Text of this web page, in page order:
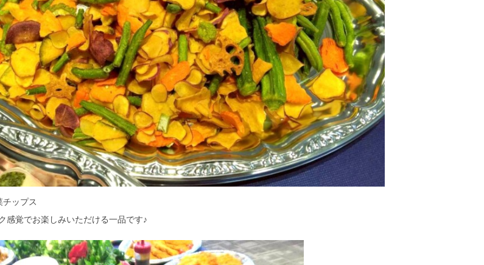
チップス
感覚でお楽しみいただける一品です♪